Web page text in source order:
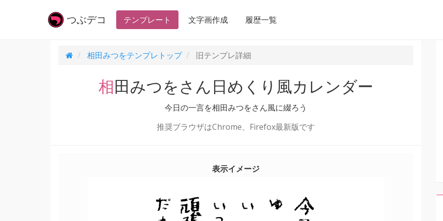
つぶデコ テンプレート 文字画作成 履歴一覧
相田みつをテンプレ トップ 旧テンプレ詳細
相田みつをさん日めくり風カレンダー
今日の一言を相田みつをさん風に綴ろう
推奨ブラウザはChrome、Firefox最新版です
表示イメージ